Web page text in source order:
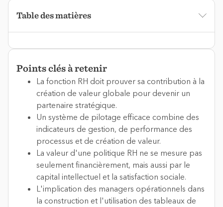
Points clés à retenir
La fonction RH doit prouver sa contribution à la
création de valeur globale pour devenir un
partenaire stratégique.
Un système de pilotage efficace combine des
indicateurs de gestion, de performance des
processus et de création de valeur.
La valeur d'une politique RH ne se mesure pas
seulement financièrement, mais aussi par le
capital intellectuel et la satisfaction sociale.
L'implication des managers opérationnels dans
la construction et l'utilisation des tableaux de
Table des matières